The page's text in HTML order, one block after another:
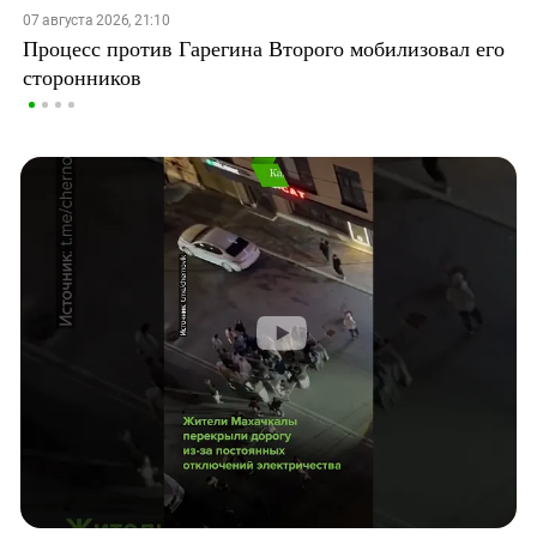
07 августа 2026, 21:10
Процесс против Гарегина Второго мобилизовал его
сторонников